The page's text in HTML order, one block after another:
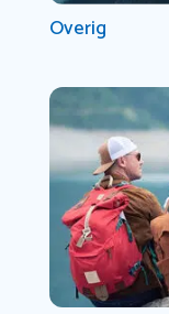
Overig